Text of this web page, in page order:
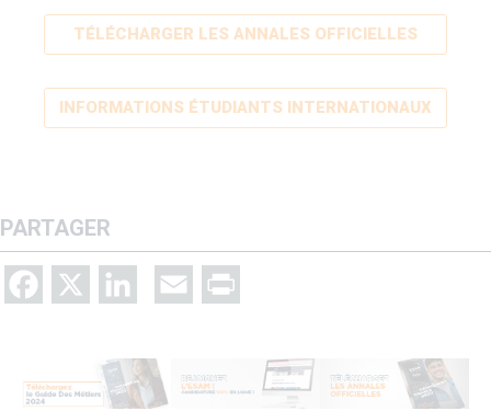
TÉLÉCHARGER LES ANNALES OFFICIELLES
INFORMATIONS ÉTUDIANTS INTERNATIONAUX
PARTAGER
Facebook LinkedIn Email